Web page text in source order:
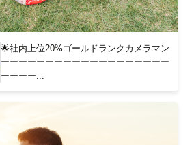
🌟社内上位20%ゴールドランクカメラマン
ーーーーーーーーーーーーーーーーーーー
ーーーー...